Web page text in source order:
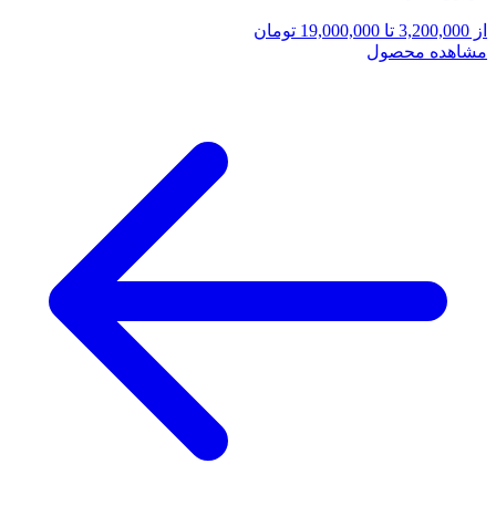
از 3,200,000 تا 19,000,000 تومان
مشاهده محصول